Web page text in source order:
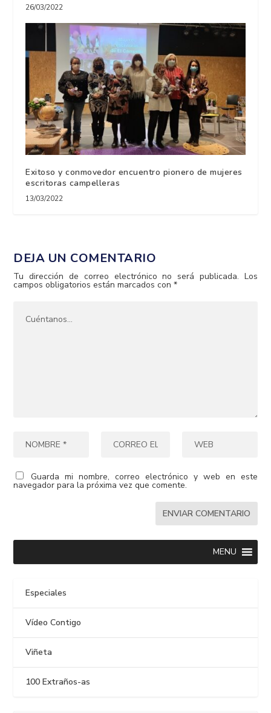
26/03/2022
Exitoso y conmovedor encuentro pionero de mujeres
escritoras campelleras
13/03/2022
DEJA UN COMENTARIO
Tu dirección de correo electrónico no será publicada. Los
campos obligatorios están marcados con*
Guarda mi nombre, correo electrónico y web en este
navegador para la próxima vez que comente.
MENU
Especiales
Vídeo Contigo
Viñeta
100 Extraños-as